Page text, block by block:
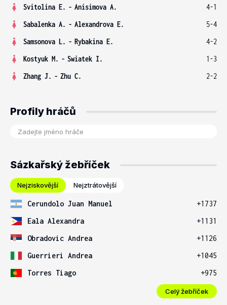
Svitolina E. - Anisimova A.
4-1
Sabalenka A. - Alexandrova E.
5-4
Samsonova L. - Rybakina E.
4-2
Kostyuk M. - Swiatek I.
1-3
Zhang J. - Zhu C. 2-2
Profily hráčů
Sázkařský žebříček
Nejziskovější Nejztrátovější
Cerundolo Juan Manuel
+1737
Eala Alexandra
+1131
Obradovic Andrea
+1126
Guerrieri Andrea
+1045
Torres Tiago
+975
Celý žebříček